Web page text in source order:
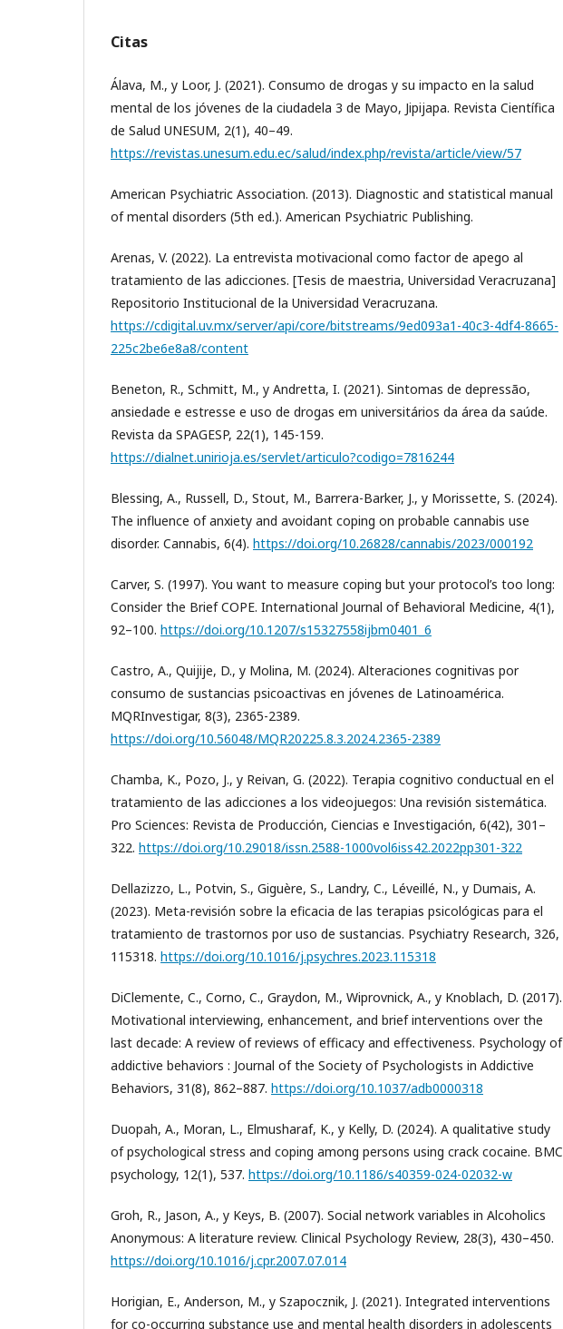
Citas
Álava, M., y Loor, J. (2021). Consumo de drogas y su impacto en la salud
mental de los jóvenes de la ciudadela 3 de Mayo, Jipijapa. Revista Científica
de Salud UNESUM, 2(1), 40–49.
https://revistas.unesum.edu.ec/salud/index.php/revista/article/view/57
American Psychiatric Association. (2013). Diagnostic and statistical manual
of mental disorders (5th ed.). American Psychiatric Publishing.
Arenas, V. (2022). La entrevista motivacional como factor de apego al
tratamiento de las adicciones. [Tesis de maestria, Universidad Veracruzana]
Repositorio Institucional de la Universidad Veracruzana.
https://cdigital.uv.mx/server/api/core/bitstreams/9ed093a1-40c3-4df4-8665-
225c2be6e8a8/content
Beneton, R., Schmitt, M., y Andretta, I. (2021). Sintomas de depressão,
ansiedade e estresse e uso de drogas em universitários da área da saúde.
Revista da SPAGESP, 22(1), 145-159.
https://dialnet.unirioja.es/servlet/articulo?codigo=7816244
Blessing, A., Russell, D., Stout, M., Barrera-Barker, J., y Morissette, S. (2024).
The influence of anxiety and avoidant coping on probable cannabis use
disorder. Cannabis, 6(4). https://doi.org/10.26828/cannabis/2023/000192
Carver, S. (1997). You want to measure coping but your protocol’s too long:
Consider the Brief COPE. International Journal of Behavioral Medicine, 4(1),
92–100. https://doi.org/10.1207/s15327558ijbm0401_6
Castro, A., Quijije, D., y Molina, M. (2024). Alteraciones cognitivas por
consumo de sustancias psicoactivas en jóvenes de Latinoamérica.
MQRInvestigar, 8(3), 2365-2389.
https://doi.org/10.56048/MQR20225.8.3.2024.2365-2389
Chamba, K., Pozo, J., y Reivan, G. (2022). Terapia cognitivo conductual en el
tratamiento de las adicciones a los videojuegos: Una revisión sistemática.
Pro Sciences: Revista de Producción, Ciencias e Investigación, 6(42), 301–
322. https://doi.org/10.29018/issn.2588-1000vol6iss42.2022pp301-322
Dellazizzo, L., Potvin, S., Giguère, S., Landry, C., Léveillé, N., y Dumais, A.
(2023). Meta-revisión sobre la eficacia de las terapias psicológicas para el
tratamiento de trastornos por uso de sustancias. Psychiatry Research, 326,
115318. https://doi.org/10.1016/j.psychres.2023.115318
DiClemente, C., Corno, C., Graydon, M., Wiprovnick, A., y Knoblach, D. (2017).
Motivational interviewing, enhancement, and brief interventions over the
last decade: A review of reviews of efficacy and effectiveness. Psychology of
addictive behaviors : Journal of the Society of Psychologists in Addictive
Behaviors, 31(8), 862–887. https://doi.org/10.1037/adb0000318
Duopah, A., Moran, L., Elmusharaf, K., y Kelly, D. (2024). A qualitative study
of psychological stress and coping among persons using crack cocaine. BMC
psychology, 12(1), 537. https://doi.org/10.1186/s40359-024-02032-w
Groh, R., Jason, A., y Keys, B. (2007). Social network variables in Alcoholics
Anonymous: A literature review. Clinical Psychology Review, 28(3), 430–450.
https://doi.org/10.1016/j.cpr.2007.07.014
Horigian, E., Anderson, M., y Szapocznik, J. (2021). Integrated interventions
for co-occurring substance use and mental health disorders in adolescents